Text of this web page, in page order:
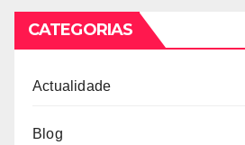
CATEGORIAS
Actualidade
Blog